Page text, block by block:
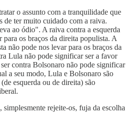
o assunto com a tranquilidade que
de ter muito cuidado com a raiva.
ao ódio". A raiva contra a esquerda
os braços da direita populista. A
não pode nos levar para os braços da
Lula não pode significar ser a favor
contra Bolsonaro não pode significar
a seu modo, Lula e Bolsonaro são
esquerda ou de direita) são
rejeite-os, fuja da escolha